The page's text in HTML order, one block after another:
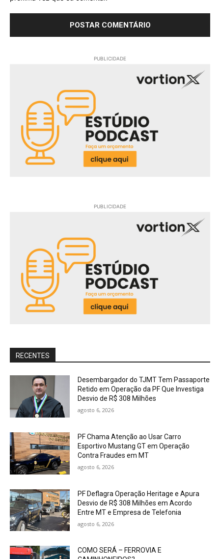
PUBLICIDADE
PUBLICIDADE
RECENTES
Desembargador do TJMT Tem Passaporte
Retido em Operação da PF Que Investiga
Desvio de R$ 308 Milhões
agosto 6, 2026
PF Chama Atenção ao Usar Carro
Esportivo Mustang GT em Operação
Contra Fraudes em MT
agosto 6, 2026
PF Deflagra Operação Heritage e Apura
Desvio de R$ 308 Milhões em Acordo
Entre MT e Empresa de Telefonia
agosto 6, 2026
COMO SERÁ – FERROVIA E